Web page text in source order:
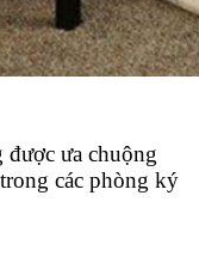
ưa chuộng
các phòng ký